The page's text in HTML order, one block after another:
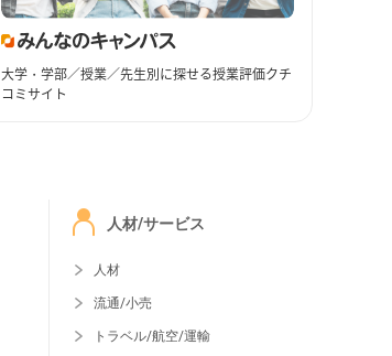
大学・学部／授業／先生別に探せる授業評価クチ
コミサイト
人材/サービス
人材
流通/小売
トラベル/航空/運輸